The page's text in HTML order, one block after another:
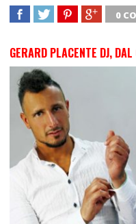
0
GERARD PLACENTE DJ,